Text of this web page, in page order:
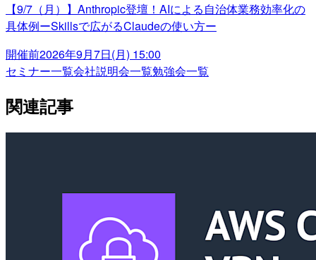
【9/7（月）】Anthropic登壇！AIによる自治体業務効率化の
具体例ーSkillsで広がるClaudeの使い方ー
開催前2026年9月7日(月) 15:00
セミナー一覧会社説明会一覧勉強会一覧
関連記事